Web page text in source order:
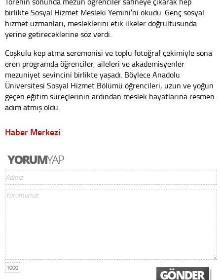
birlikte Sosyal Hizmet Mesleki Yemini’ni okudu. Genç sosyal
hizmet uzmanları, mesleklerini etik ilkeler doğrultusunda
yerine getireceklerine söz verdi.
Coşkulu kep atma seremonisi ve toplu fotoğraf çekimiyle sona
eren programda öğrenciler, aileleri ve akademisyenler
mezuniyet sevincini birlikte yaşadı. Böylece Anadolu
Üniversitesi Sosyal Hizmet Bölümü öğrencileri, uzun ve yoğun
geçen eğitim süreçlerinin ardından meslek hayatlarına resmen
adım atmış oldu.
Haber Merkezi
1000